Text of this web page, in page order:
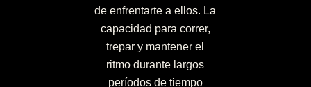
de enfrentarte a ellos. La
capacidad para correr,
trepar y mantener el
ritmo durante largos
períodos de tiempo